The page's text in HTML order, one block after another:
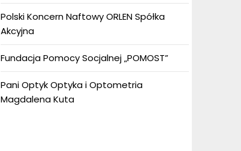
Polski Koncern Naftowy ORLEN Spółka
Akcyjna
Fundacja Pomocy Socjalnej „POMOST”
Pani Optyk Optyka i Optometria
Magdalena Kuta